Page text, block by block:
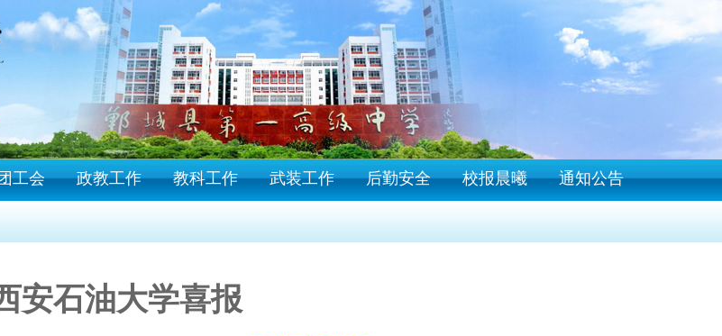
工会 政教工作 教科工作 武装工作 后勤安全 校报晨曦 通知公告
安石油大学喜报